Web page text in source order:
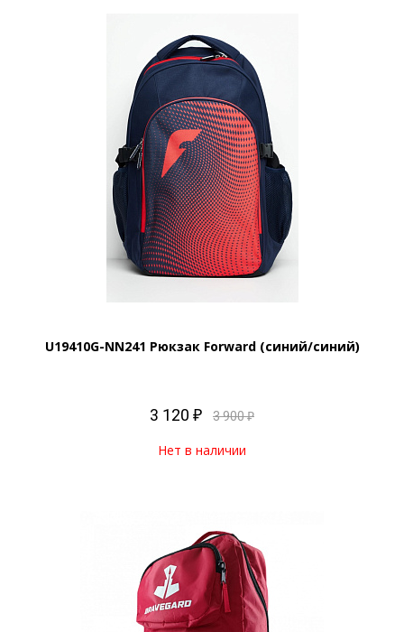
U19410G-NN241 Рюкзак Forward (синий/синий)
3 120 ₽ 3 900 ₽
Нет в наличии